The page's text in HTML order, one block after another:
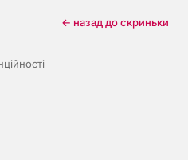
← назад до скриньки